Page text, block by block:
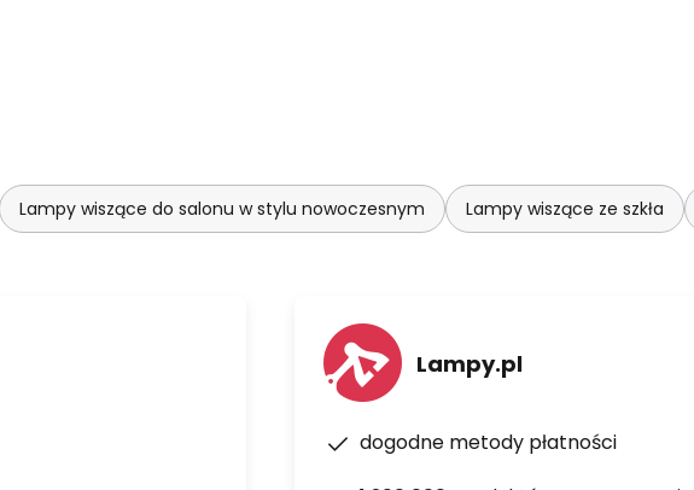
Lampy wiszące do salonu w stylu nowoczesnym Lampy wiszące ze szkła
Lampy.pl
dogodne metody płatności